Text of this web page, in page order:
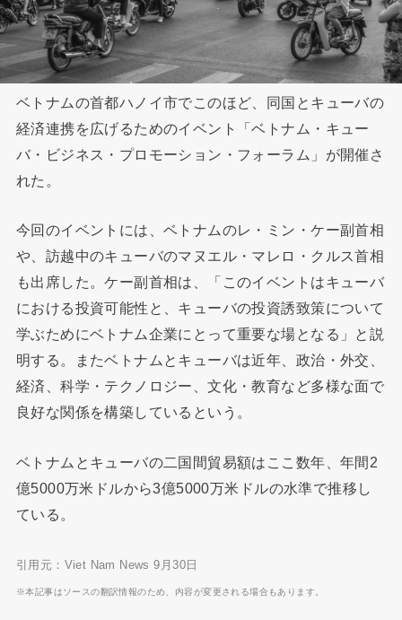
ベトナムの首都ハノイ市でこのほど、同国とキューバの
経済連携を広げるためのイベント「ベトナム・キュー
バ・ビジネス・プロモーション・フォーラム」が開催さ
れた。
今回のイベントには、ベトナムのレ・ミン・ケー副首相
や、訪越中のキューバのマヌエル・マレロ・クルス首相
も出席した。ケー副首相は、「このイベントはキューバ
における投資可能性と、キューバの投資誘致策について
学ぶためにベトナム企業にとって重要な場となる」と説
明する。またベトナムとキューバは近年、政治・外交、
経済、科学・テクノロジー、文化・教育など多様な面で
良好な関係を構築しているという。
ベトナムとキューバの二国間貿易額はここ数年、年間2
億5000万米ドルから3億5000万米ドルの水準で推移し
ている。
引用元：Viet Nam News 9月30日
※本記事はソースの翻訳情報のため、内容が変更される場合もあります。